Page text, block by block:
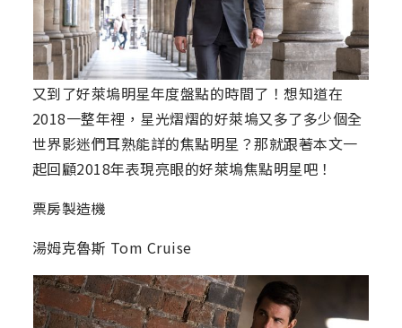
又到了好萊塢明星年度盤點的時間了！想知道在
2018一整年裡，星光熠熠的好萊塢又多了多少個全
世界影迷們耳熟能詳的焦點明星？那就跟著本文一
起回顧2018年表現亮眼的好萊塢焦點明星吧！
票房製造機
湯姆克魯斯 Tom Cruise